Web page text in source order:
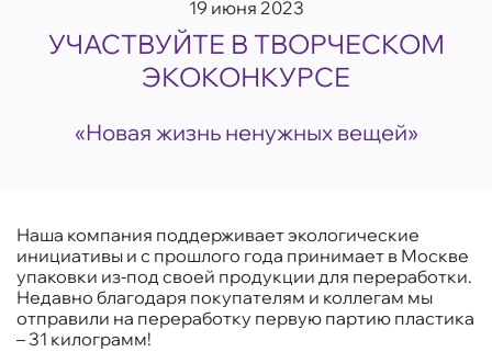
19 июня 2023
УЧАСТВУЙТЕ В ТВОРЧЕСКОМ
ЭКОКОНКУРСЕ
«Новая жизнь ненужных вещей»
Наша компания поддерживает экологические
инициативы и с прошлого года принимает в Москве
упаковки из-под своей продукции для переработки.
Недавно благодаря покупателям и коллегам мы
отправили на переработку первую партию пластика
– 31 килограмм!